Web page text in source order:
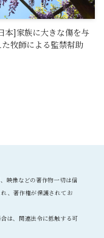
本]家族に大きな傷を与
た牧師による監禁幇助
映像などの著作物一切は信
、著作権が保護されてお
は、関連法令に抵触する可